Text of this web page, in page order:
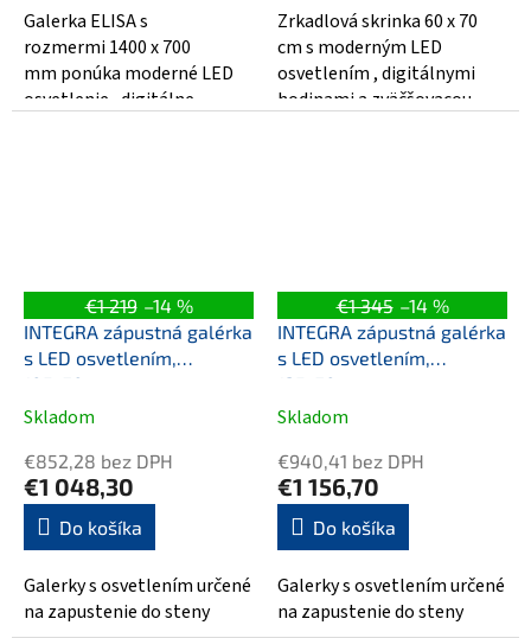
5
hviezdičiek.
Galerka ELISA s
rozmermi 1400 x 700
mm ponúka moderné LED
osvetlenie , digitálne
5
hviezdičiek.
Zrkadlová skrinka 60 x 70
cm s moderným LED
osvetlením , digitálnymi
hodinami a zväčšovacou...
€1 219 –14 %
INTEGRA zápustná galérka
s LED osvetlením,
105x70cm
Skladom
€852,28 bez DPH
€1 048,30
Do košíka
Galerky s osvetlením určené
na zapustenie do steny
€1 345 –14 %
INTEGRA zápustná galérka
s LED osvetlením,
125x70cm
Skladom
€940,41 bez DPH
€1 156,70
Do košíka
Galerky s osvetlením určené
na zapustenie do steny